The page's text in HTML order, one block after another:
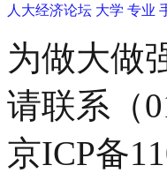
人大经济论坛 大学 专业
为做大做
请联系（
京ICP备